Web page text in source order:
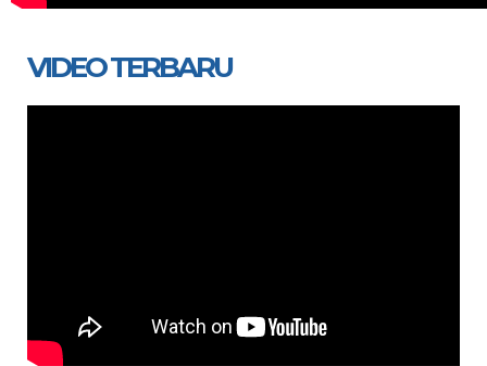
VIDEO TERBARU